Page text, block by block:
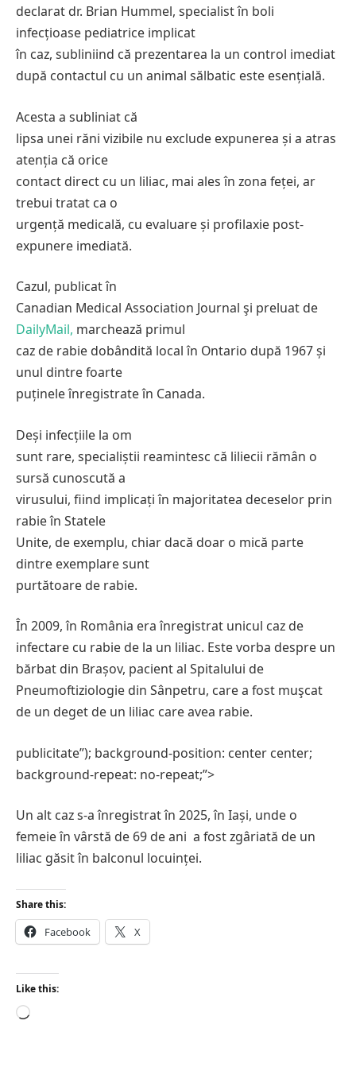
declarat dr. Brian Hummel, specialist în boli
infecțioase pediatrice implicat
în caz, subliniind că prezentarea la un control imediat
după contactul cu un animal sălbatic este esențială.
Acesta a subliniat că
lipsa unei răni vizibile nu exclude expunerea și a atras
atenția că orice
contact direct cu un liliac, mai ales în zona feței, ar
trebui tratat ca o
urgență medicală, cu evaluare și profilaxie post-
expunere imediată.
Cazul, publicat în
Canadian Medical Association Journal şi preluat de
DailyMail, marchează primul
caz de rabie dobândită local în Ontario după 1967 și
unul dintre foarte
puținele înregistrate în Canada.
Deși infecțiile la om
sunt rare, specialiștii reamintesc că liliecii rămân o
sursă cunoscută a
virusului, fiind implicați în majoritatea deceselor prin
rabie în Statele
Unite, de exemplu, chiar dacă doar o mică parte
dintre exemplare sunt
purtătoare de rabie.
În 2009, în România era înregistrat unicul caz de
infectare cu rabie de la un liliac. Este vorba despre un
bărbat din Brașov, pacient al Spitalului de
Pneumoftiziologie din Sânpetru, care a fost muşcat
de un deget de un liliac care avea rabie.
publicitate”); background-position: center center;
background-repeat: no-repeat;”>
Un alt caz s-a înregistrat în 2025, în Iași, unde o
femeie în vârstă de 69 de ani a fost zgâriată de un
liliac găsit în balconul locuinței.
Share this:
Facebook X
Like this:
Loading…